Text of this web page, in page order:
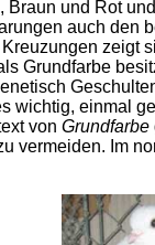
Braun und Rot
auch
Grundfarbe
wichtig, einmal
von Grundfarbe
vermeiden. Im